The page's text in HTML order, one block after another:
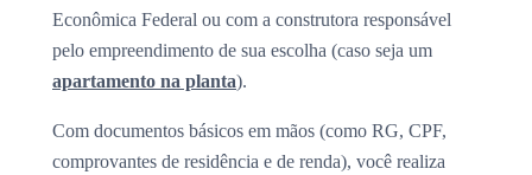
Econômica Federal ou com a construtora responsável
pelo empreendimento de sua escolha (caso seja um
apartamento na planta).
Com documentos básicos em mãos (como RG, CPF,
comprovantes de residência e de renda), você realiza